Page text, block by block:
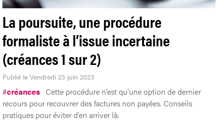
La poursuite, une procédure
formaliste à l’issue incertaine
(créances 1 sur 2)
Publié le Vendredi 23 juin 2023
#créances Cette procédure n’est qu’une option de dernier
recours pour recouvrer des factures non payées. Conseils
pratiques pour éviter d’en arriver là.